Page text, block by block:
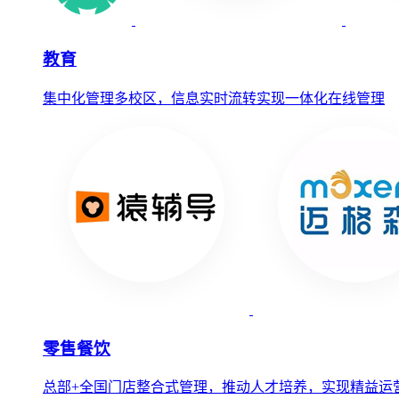
教育
集中化管理多校区，信息实时流转实现一体化在线管理
零售餐饮
总部+全国门店整合式管理，推动人才培养，实现精益运